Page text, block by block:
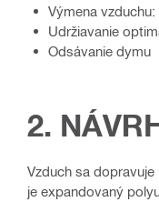
Výmena
Udržiavanie
Odsávanie dymu
2.
Vzduch sa
je expandovaný